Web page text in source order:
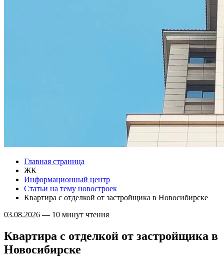
Главная страница
ЖК
Информационный центр
Статьи на тему новостроек
Квартира с отделкой от застройщика в Новосибирске
03.08.2026 — 10 минут чтения
Квартира с отделкой от застройщика в
Новосибирске